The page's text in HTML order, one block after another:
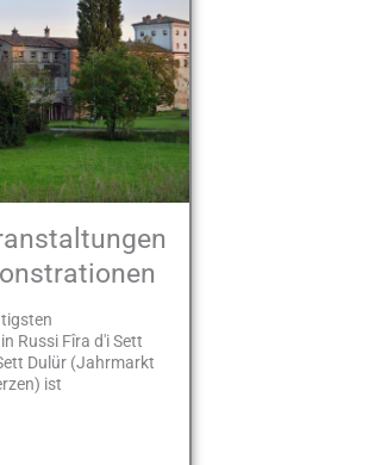
Russi Fîra d'i Sett
Dulür (Jahrmarkt
ist